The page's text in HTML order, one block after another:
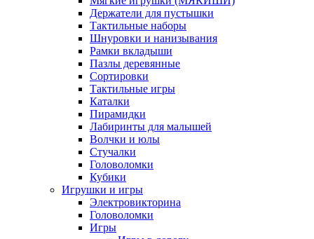
Держатели для пустышки
Тактильные наборы
Шнуровки и нанизывания
Рамки вкладыши
Пазлы деревянные
Сортировки
Тактильные игры
Каталки
Пирамидки
Лабиринты для малышей
Волчки и юлы
Стучалки
Головоломки
Кубики
Игрушки и игры
Электровикторина
Головоломки
Игры